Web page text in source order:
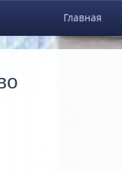
Главная